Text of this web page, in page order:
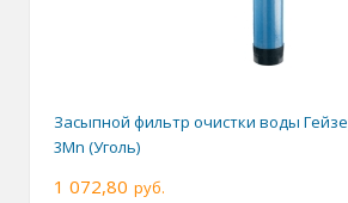
Засыпной фильтр очистки воды
3Mn (Уголь)
1 072,80 руб.